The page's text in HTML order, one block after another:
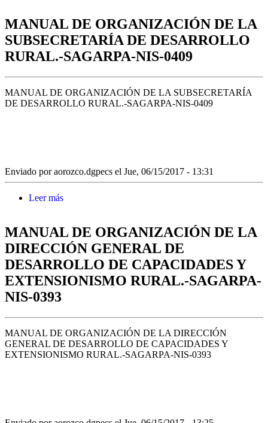
MANUAL DE ORGANIZACIÓN DE LA
SUBSECRETARÍA DE DESARROLLO
RURAL.-SAGARPA-NIS-0409
MANUAL DE ORGANIZACIÓN DE LA SUBSECRETARÍA
DE DESARROLLO RURAL.-SAGARPA-NIS-0409
Enviado poraorozco.dgpecs el Jue, 06/15/2017 - 13:31
Leer más
MANUAL DE ORGANIZACIÓN DE LA
DIRECCIÓN GENERAL DE
DESARROLLO DE CAPACIDADES Y
EXTENSIONISMO RURAL.-SAGARPA-
NIS-0393
MANUAL DE ORGANIZACIÓN DE LA DIRECCIÓN
GENERAL DE DESARROLLO DE CAPACIDADES Y
EXTENSIONISMO RURAL.-SAGARPA-NIS-0393